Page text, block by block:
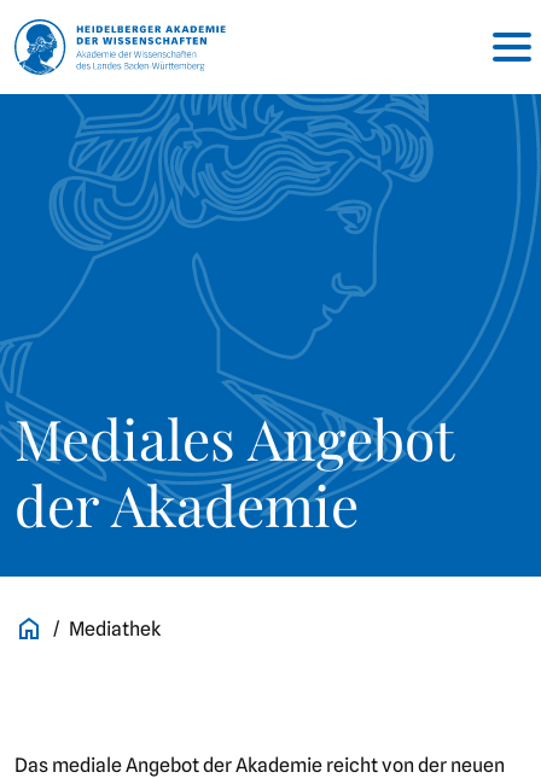
Mediales Angebot
der Akademie
Mediathek
Das mediale Angebot der Akademie reicht von der neuen